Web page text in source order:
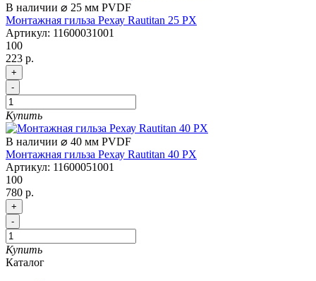
В наличии ⌀ 25 мм PVDF
Монтажная гильза Рехау Rautitan 25 PX
Артикул: 11600031001
100
223 р.
+
-
Купить
В наличии ⌀ 40 мм PVDF
Монтажная гильза Рехау Rautitan 40 PX
Артикул: 11600051001
100
780 р.
+
-
Купить
Каталог